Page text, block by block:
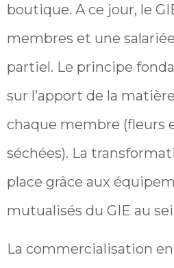
boutique. A ce jour, le
membres et une
partiel. Le principe
sur l’apport de la
chaque membre (fleurs
séchées). La
place grâce aux
mutualisés du GIE au
La commercialisation